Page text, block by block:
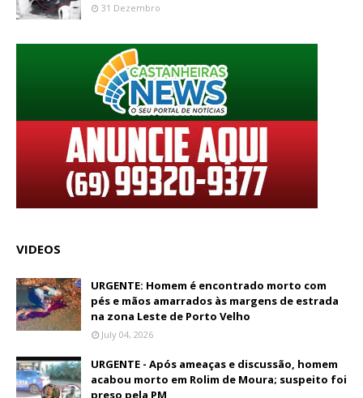
31 Dezembro
VIDEOS
URGENTE: Homem é encontrado morto com
pés e mãos amarrados às margens de estrada
na zona Leste de Porto Velho
July 04, 2026
URGENTE - Após ameaças e discussão, homem
acabou morto em Rolim de Moura; suspeito foi
preso pela PM